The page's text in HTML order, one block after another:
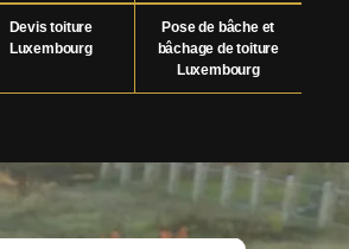
Devis toiture
Luxembourg
Pose de bâche et
bâchage de toiture
Luxembourg